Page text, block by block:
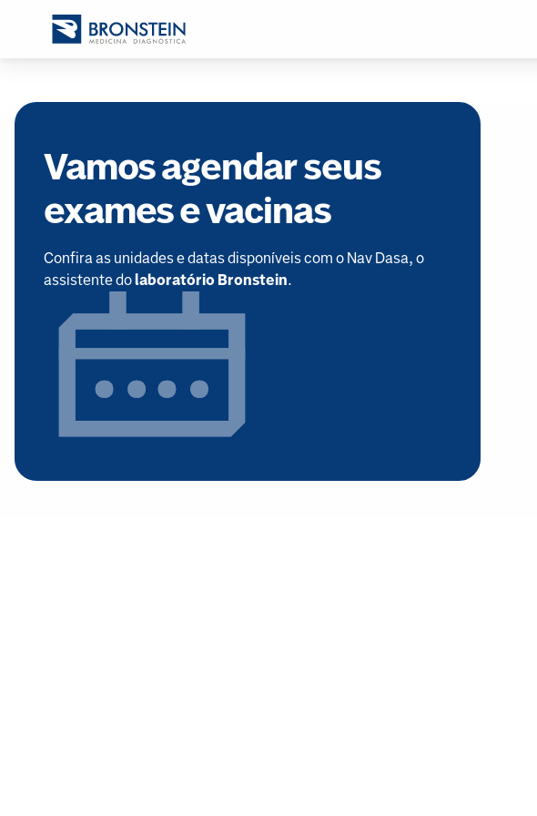
Vamos agendar seus
exames e vacinas
Confira as unidades e datas disponíveis com o Nav Dasa, o
assistente dolaboratório Bronstein.